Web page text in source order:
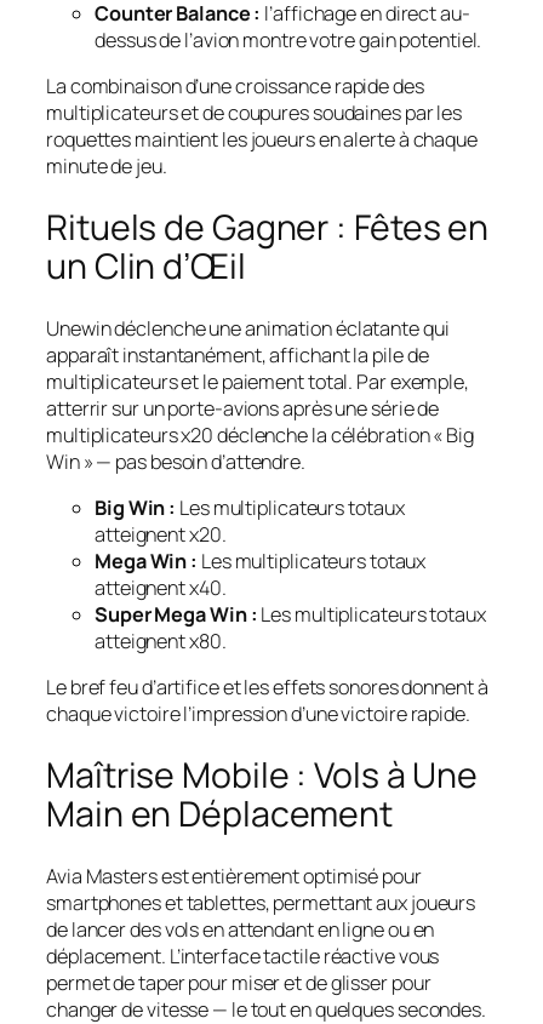
Counter Balance : l’affichage en direct au-
dessus de l’avion montre votre gain potentiel.
La combinaison d’une croissance rapide des
multiplicateurs et de coupures soudaines par les
roquettes maintient les joueurs en alerte à chaque
minute de jeu.
Rituels de Gagner : Fêtes en
un Clin d’Œil
Unewin déclenche une animation éclatante qui
apparaît instantanément, affichant la pile de
multiplicateurs et le paiement total. Par exemple,
atterrir sur un porte‑avions après une série de
multiplicateurs x20 déclenche la célébration « Big
Win » — pas besoin d’attendre.
Big Win : Les multiplicateurs totaux
atteignent x20.
Mega Win : Les multiplicateurs totaux
atteignent x40.
Super Mega Win : Les multiplicateurs totaux
atteignent x80.
Le bref feu d’artifice et les effets sonores donnent à
chaque victoire l’impression d’une victoire rapide.
Maîtrise Mobile : Vols à Une
Main en Déplacement
Avia Masters est entièrement optimisé pour
smartphones et tablettes, permettant aux joueurs
de lancer des vols en attendant en ligne ou en
déplacement. L’interface tactile réactive vous
permet de taper pour miser et de glisser pour
changer de vitesse — le tout en quelques secondes.